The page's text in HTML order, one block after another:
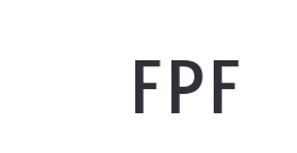
FPF